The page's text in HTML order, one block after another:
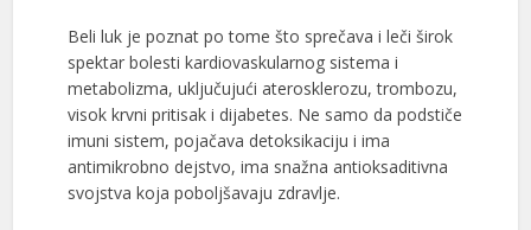
Beli luk je poznat po tome što sprečava i leči širok
spektar bolesti kardiovaskularnog sistema i
metabolizma, uključujući aterosklerozu, trombozu,
visok krvni pritisak i dijabetes. Ne samo da podstiče
imuni sistem, pojačava detoksikaciju i ima
antimikrobno dejstvo, ima snažna antioksaditivna
svojstva koja poboljšavaju zdravlje.